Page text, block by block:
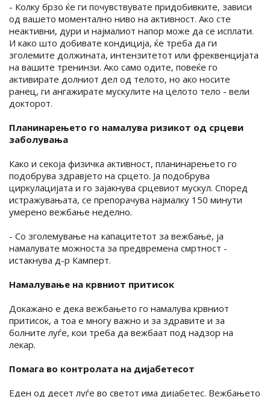
- Колку брзо ќе ги почувствувате придобивките, зависи
од вашето моментално ниво на активност. Ако сте
неактивни, дури и најмалиот напор може да се исплати.
И како што добивате кондиција, ќе треба да ги
зголемите должината, интензитетот или фреквенцијата
на вашите тренинзи. Ако само одите, повеќе го
активирате долниот дел од телото, но ако носите
ранец, ги ангажирате мускулите на целото тело - вели
докторот.
Планинарењето го намалува ризикот од срцеви
заболувања
Како и секоја физичка активност, планинарењето го
подобрува здравјето на срцето. Ја подобрува
циркулацијата и го зајакнува срцевиот мускул. Според
истражувањата, се препорачува најмалку 150 минути
умерено вежбање неделно.
- Со зголемување на капацитетот за вежбање, ја
намалувате можноста за предвремена смртност -
истакнува д-р Камперт.
Намалување на крвниот притисок
Докажано е дека вежбањето го намалува крвниот
притисок, а тоа е многу важно и за здравите и за
болните луѓе, кои треба да вежбаат под надзор на
лекар.
Помага во контролата на дијабетесот
Еден од десет луѓе во светот има дијабетес. Вежбањето